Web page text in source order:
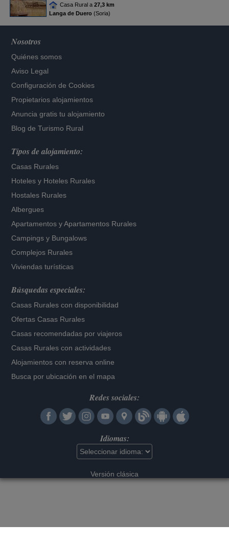
Casa Rural a 27,3 km
Langa de Duero(Soria)
Nosotros
Quiénes somos
Aviso Legal
Configuración de Cookies
Propietarios alojamientos
Anuncia gratis tu alojamiento
Blog de Turismo Rural
Tipos de alojamiento:
Casas Rurales
Hoteles y Hoteles Rurales
Hostales Rurales
Albergues
Apartamentos yApartamentos Rurales
Campings y Bungalows
Complejos Rurales
Viviendas turísticas
Búsquedas especiales:
Casas Rurales con disponibilidad
Ofertas Casas Rurales
Casas recomendadas por viajeros
Casas Rurales con actividades
Alojamientos con reserva online
Busca por ubicación en el mapa
Redes sociales:
Idiomas:
Versión clásica